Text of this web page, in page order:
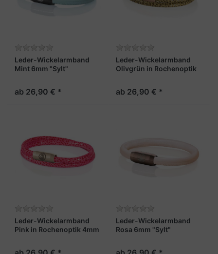
Leder-Wickelarmband
Mint 6mm "Sylt"
ab 26,90 € *
Leder-Wickelarmband
Olivgrün in Rochenoptik
ab 26,90 € *
Leder-Wickelarmband
Pink in Rochenoptik 4mm
Leder-Wickelarmband
Rosa 6mm "Sylt"